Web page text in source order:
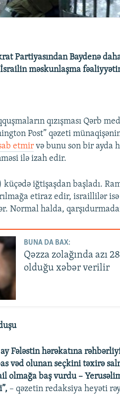
Partiyasından Baydenə
məskunlaşma
qızışması Qərb
Post” qəzeti
etmir və bunu son bir ayda
ilə izah edir.
iğtişaşdan başladı.
etiraz edir, israillilər isə
Normal halda,
BUNA DA BAX:
Qəzza zolağında azı
olduğu xəbər verilir
Fələstin hərəkatına
vəd olunan seçkini təxirə
olmağa baş vurdu –
– qəzetin redaksiya heyəti